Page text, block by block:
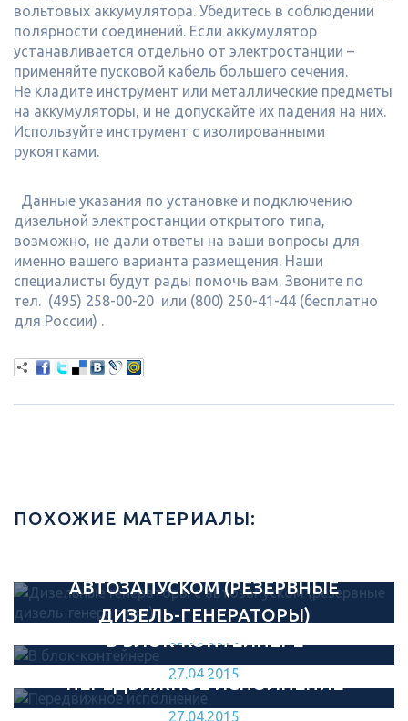
вольтовых аккумулятора. Убедитесь в соблюдении
полярности соединений. Если аккумулятор
устанавливается отдельно от электростанции –
применяйте пусковой кабель большего сечения.
Не кладите инструмент или металлические предметы
на аккумуляторы, и не допускайте их падения на них.
Используйте инструмент с изолированными
рукоятками.
Данные указания по установке и подключению
дизельной электростанции открытого типа,
возможно, не дали ответы на ваши вопросы для
именно вашего варианта размещения. Наши
специалисты будут рады помочь вам. Звоните по
тел. (495) 258-00-20 или (800) 250-41-44 (бесплатно
для России) .
ПОХОЖИЕ МАТЕРИАЛЫ:
АВТОЗАПУСКОМ (РЕЗЕРВНЫЕ
ДИЗЕЛЬ-ГЕНЕРАТОРЫ)
05.06.2015
В БЛОК-КОНТЕЙНЕРЕ
27.04.2015
ПЕРЕДВИЖНОЕ ИСПОЛНЕНИЕ
27.04.2015